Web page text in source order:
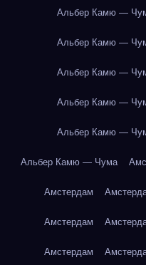
Альбер Камю —
Альбер Камю —
Альбер Камю —
Альбер Камю —
Альбер Камю —
Альбер Камю — Чума
Амстердам
Амстердам
Амстердам